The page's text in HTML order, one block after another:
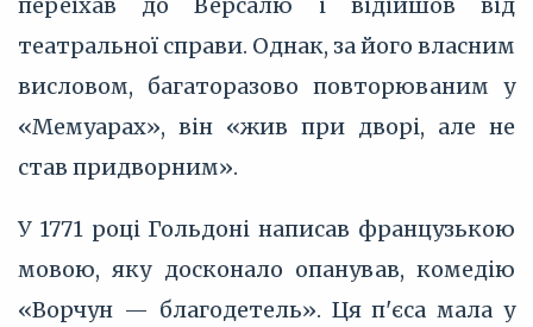
театральної справи. Однак, за його власним
висловом, багаторазово повторюваним у
«Мемуарах», він «жив при дворі, але не
став придворним».
У 1771 році Гольдоні написав французькою
мовою, яку досконало опанував, комедію
«Ворчун — благодетель». Ця п'єса мала у